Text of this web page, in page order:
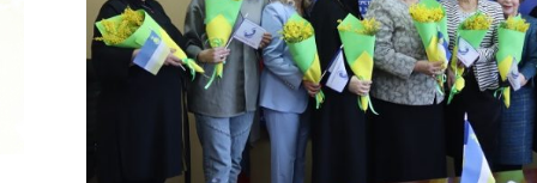
2022 ГОД ПРОВОЗГЛАШЕН ГОДОМ
МАТЕРИ В ЯКУТИИ
19.12.2021